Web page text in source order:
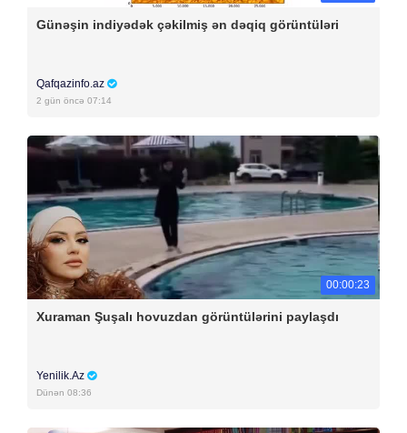
Günəşin indiyədək çəkilmiş ən dəqiq görüntüləri
Qafqazinfo.az
2 gün öncə 07:14
00:00:23
Xuraman Şuşalı hovuzdan görüntülərini paylaşdı
Yenilik.Az
Dünən 08:36